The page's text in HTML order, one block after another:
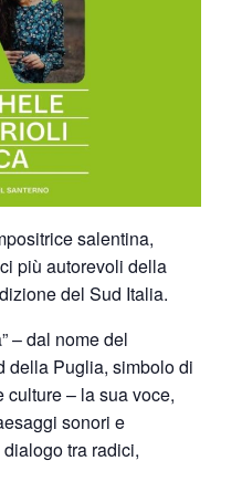
salentina,
più autorevoli della
del Sud Italia.
– dal nome del
della Puglia, simbolo di
culture – la sua voce,
sonori e
tra radici,